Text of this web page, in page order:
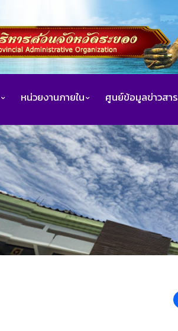
หน่วยงานภายใน ศูนย์ข้อมูลข่าวสาร